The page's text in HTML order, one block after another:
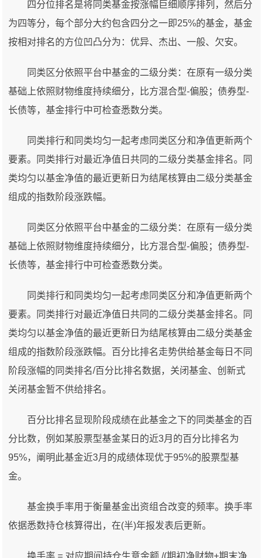
四分位排名是将同类基金按涨幅巨细顺序排列，然后分
为四等分，每个部分大约包含四分之一即25%的基金，基金
按相对排名的方位凹凸分为：优异、杰出、一般、欠安。
同类区分依照平台中基金的二级分类：在原有一级分类
基础上依照财物维度持续细分，比方混合型-偏股；债券型-
长债等，基金排行中可检查悉数分类。
同类排行和同类均匀一起考虑同类区分和净值更新两个
要素。同类排行对最近净值日共同的二级分类基金排名。同
类均匀以基金净值的最近更新日为结尾核算由二级分类基金
组成的指数阶段涨跌幅。
同类区分依照平台中基金的二级分类：在原有一级分类
基础上依照财物维度持续细分，比方混合型-偏股；债券型-
长债等，基金排行中可检查悉数分类。
同类排行和同类均匀一起考虑同类区分和净值更新两个
要素。同类排行对最近净值日共同的二级分类基金排名。同
类均匀以基金净值的最近更新日为结尾核算由二级分类基金
组成的指数阶段涨跌幅。百分比排名走势供给基金每日不同
阶段涨幅的同类排名/百分比排名数据，关闭基金、创新式
关闭基金暂不供给排名。
百分比排名显现阶段成绩在此基金之下的同类基金的百
分比数，例如某股票型基金某日的近3月的百分比排名为
95%，阐明此基金近3月的成绩体现优于95%的股票型基
金。
基金换手率用于衡量基金出资组合改变的频率。换手率
依据悉数持仓核算得出，在(半)年报发表后更新。
换手率 = 对应期间持仓生意金额 /(期初净财物+期末净